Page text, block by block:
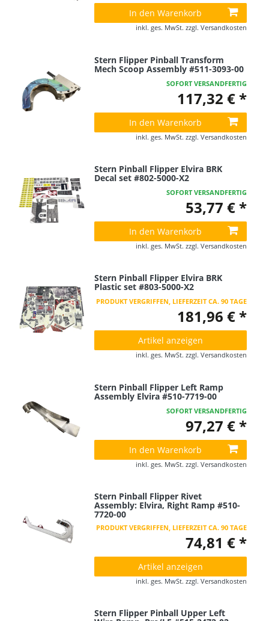
In den Warenkorb
inkl. ges. MwSt. zzgl. Versandkosten
Stern Flipper Pinball Transform
Mech Scoop Assembly #511-3093-00
SOFORT VERSANDFERTIG
117,32 € *
In den Warenkorb
inkl. ges. MwSt. zzgl. Versandkosten
Stern Pinball Flipper Elvira BRK
Decal set #802-5000-X2
SOFORT VERSANDFERTIG
53,77 € *
In den Warenkorb
inkl. ges. MwSt. zzgl. Versandkosten
Stern Pinball Flipper Elvira BRK
Plastic set #803-5000-X2
PRODUKT VERGRIFFEN, LIEFERZEIT CA. 90 TAGE
181,96 € *
Artikel anzeigen
inkl. ges. MwSt. zzgl. Versandkosten
Stern Pinball Flipper Left Ramp
Assembly Elvira #510-7719-00
SOFORT VERSANDFERTIG
97,27 € *
In den Warenkorb
inkl. ges. MwSt. zzgl. Versandkosten
Stern Pinball Flipper Rivet
Assembly: Elvira, Right Ramp #510-
7720-00
PRODUKT VERGRIFFEN, LIEFERZEIT CA. 90 TAGE
74,81 € *
Artikel anzeigen
inkl. ges. MwSt. zzgl. Versandkosten
Stern Flipper Pinball Upper Left